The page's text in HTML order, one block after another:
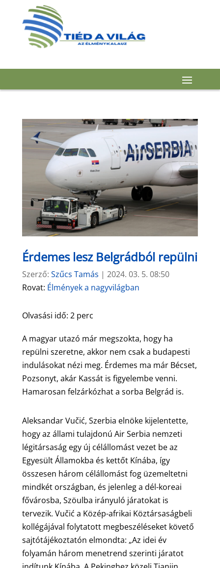
Érdemes lesz Belgrádból repülni
Szerző: Szűcs Tamás | 2024. 03. 5. 08:50
Rovat: Élmények a nagyvilágban
Olvasási idő: 2 perc
A magyar utazó már megszokta, hogy ha
repülni szeretne, akkor nem csak a budapesti
indulásokat nézi meg. Érdemes ma már Bécset,
Pozsonyt, akár Kassát is figyelembe venni.
Hamarosan felzárkózhat a sorba Belgrád is.
Aleksandar Vučić, Szerbia elnöke kijelentette,
hogy az állami tulajdonú Air Serbia nemzeti
légitársaság egy új célállomást vezet be az
Egyesült Államokba és kettőt Kínába, így
összesen három célállomást fog üzemeltetni
mindkét országban, és jelenleg a dél-koreai
fővárosba, Szöulba irányuló járatokat is
tervezik. Vučić a Közép-afrikai Köztársaságbeli
kollégájával folytatott megbeszéléseket követő
sajtótájékoztatón elmondta: „Az idei év
folyamán három menetrend szerinti járatot